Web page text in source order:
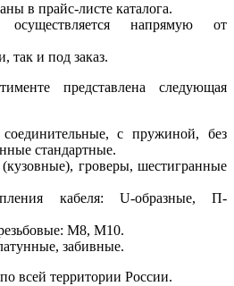
в прайс-листе каталога.
напрямую от
так и под заказ.
представлена следующая
с пружиной, без
стандартные.
гроверы, шестигранные
кабеля: U-образные, П-
М8, М10.
забивные.
всей территории России.